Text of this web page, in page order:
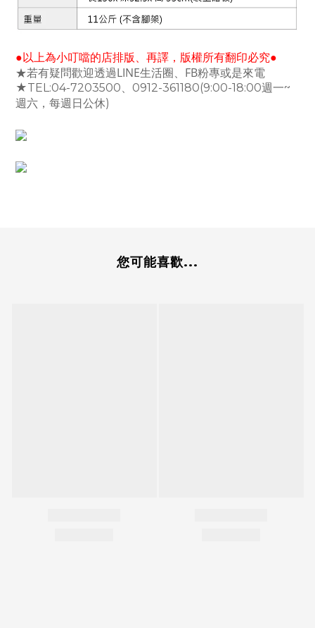
●以上為小叮噹的店排版、再譯，版權所有翻印必究●
★若有疑問歡迎透過LINE生活圈、FB粉專或是來電
★TEL:04-7203500、0912-361180(9:00-18:00週一~
週六，每週日公休)
您可能喜歡...